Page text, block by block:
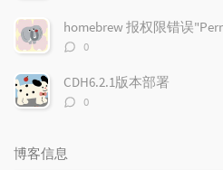
数：
homebrew 报权限错误
评
数：
0
CDH6.2.1版本部署
评
0
博客信息